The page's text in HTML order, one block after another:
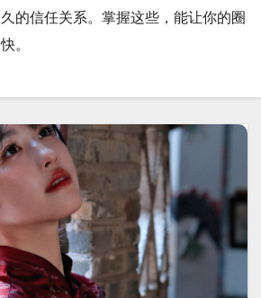
的信任关系。掌握这些，能让你的圈
。